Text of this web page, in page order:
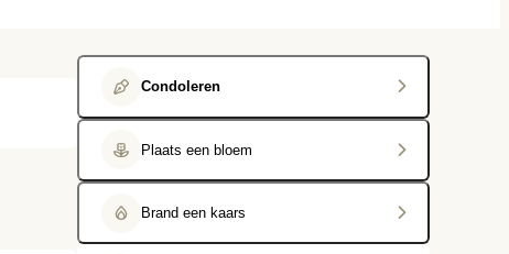
Condoleren
Plaats een bloem
Brand een kaars